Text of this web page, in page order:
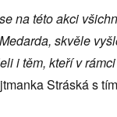
na této akci
skvěle
i těm, kteří v
Stráská s